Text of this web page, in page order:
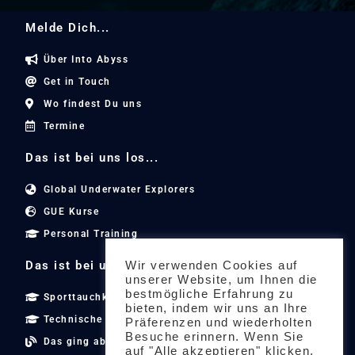
Melde Dich...
Über Into Abyss
Get in Touch
Wo findest Du uns
Termine
Das ist bei uns los...
Global Underwater Explorers
GUE Kurse
Personal Training
Das ist bei uns los...
Sporttauchkurse
Technische Tauchkurse
Das ging ab
Wir verwenden Cookies auf
unserer Website, um Ihnen die
bestmögliche Erfahrung zu
bieten, indem wir uns an Ihre
Präferenzen und wiederholten
Besuche erinnern. Wenn Sie
auf "Alle akzeptieren" klicken,